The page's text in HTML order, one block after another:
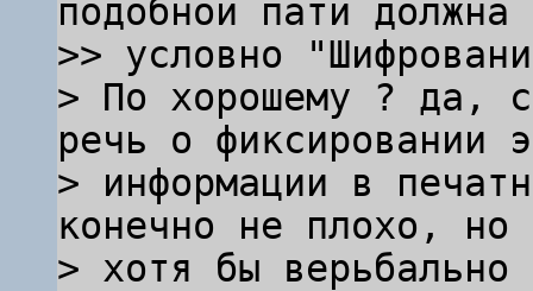
подобной пати должна
>> условно
> По хорошему ? да,
речь о фиксировании
> информации в
конечно не плохо, но
> хотя бы верьбально